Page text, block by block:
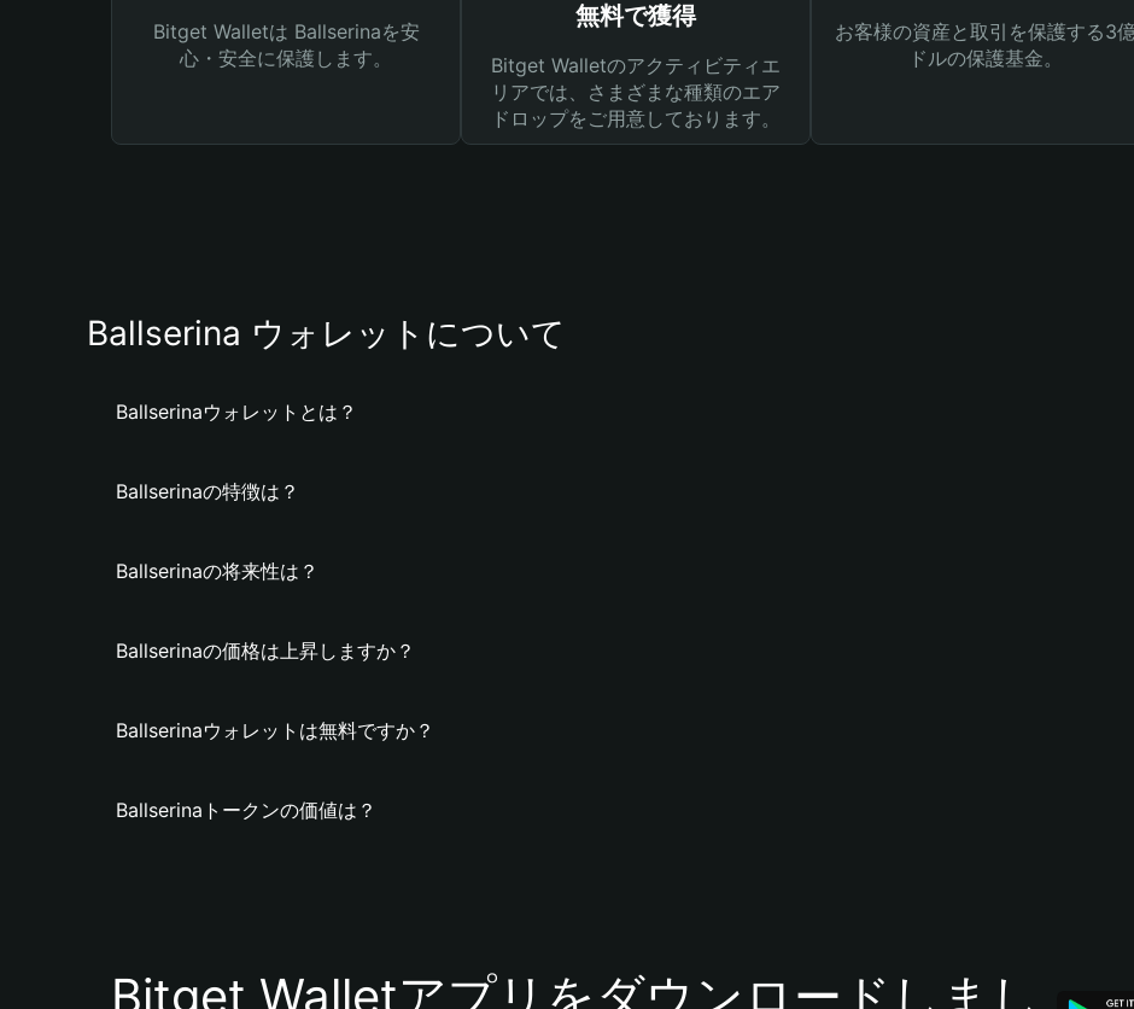
Bitget Walletは Ballserinaを安
心・安全に保護します。
無料で獲得
Bitget Walletのアクティビティエ
リアでは、さまざまな種類のエア
ドロップをご用意しております。
お客様の資産と取引を保護する3
ドルの保護基金。
Ballserina ウォレットについて
Ballserinaウォレットとは？
Ballserinaの特徴は？
Ballserinaの将来性は？
Ballserinaの価格は上昇しますか？
Ballserinaウォレットは無料ですか？
Ballserinaトークンの価値は？
Bitget Walletアプリをダウンロードしまし